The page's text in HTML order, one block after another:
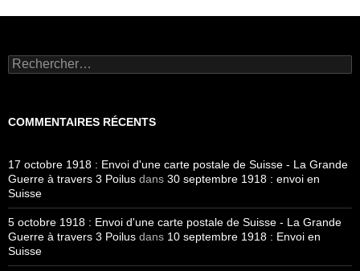
Rechercher :
COMMENTAIRES RÉCENTS
17 octobre 1918 : Envoi d'une carte postale de Suisse - La Grande
Guerre à travers 3 Poilus dans 30 septembre 1918 : envoi en
Suisse
5 octobre 1918 : Envoi d'une carte postale de Suisse - La Grande
Guerre à travers 3 Poilus dans 10 septembre 1918 : Envoi en
Suisse